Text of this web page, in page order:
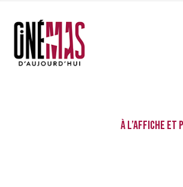
À l’affiche et